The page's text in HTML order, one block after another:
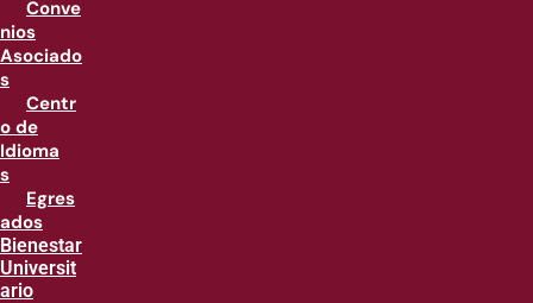
Conve
nios
Asociado
s
Centr
o de
Idioma
s
Egres
ados
Bienestar
Universit
ario